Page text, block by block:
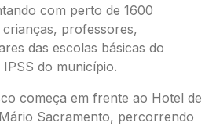
com perto de 1600
professores,
das escolas básicas do
do município.
começa em frente ao Hotel de
Sacramento, percorrendo